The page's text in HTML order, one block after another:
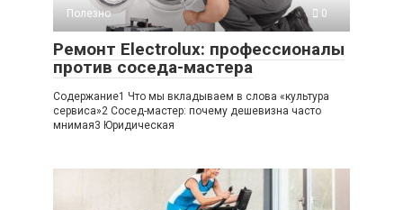
Полезно 0
Ремонт Electrolux: профессионалы
против соседа-мастера
Содержание1 Что мы вкладываем в слова «культура
сервиса»2 Сосед-мастер: почему дешевизна часто
мнимая3 Юридическая